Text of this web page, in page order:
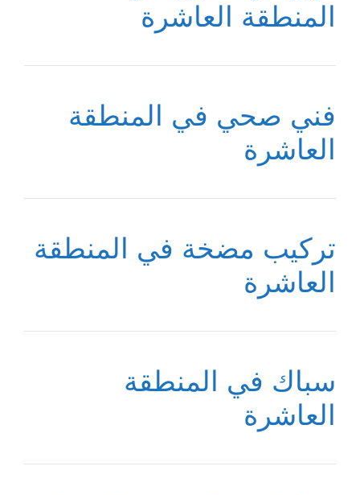
المنطقة العاشرة
فني صحي في المنطقة
العاشرة
تركيب مضخة في المنطقة
العاشرة
سباك في المنطقة
العاشرة